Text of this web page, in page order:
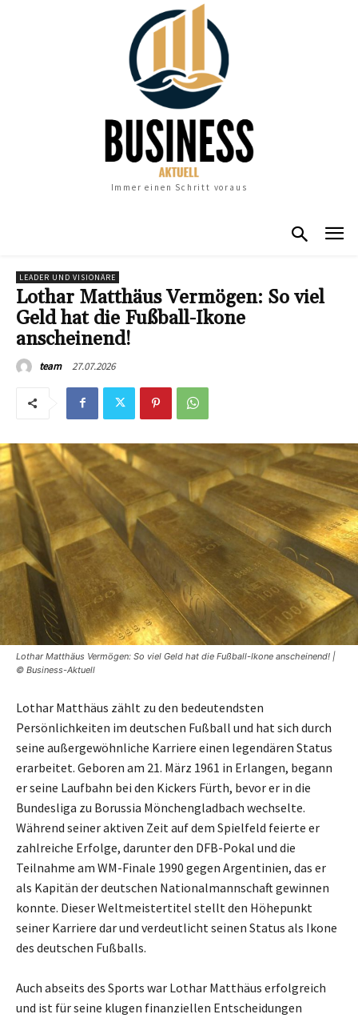
Immer einen Schritt voraus
LEADER UND VISIONÄRE
Lothar Matthäus Vermögen: So viel
Geld hat die Fußball-Ikone
anscheinend!
team 27.07.2026
Lothar Matthäus Vermögen: So viel Geld hat die Fußball-Ikone anscheinend! |
© Business-Aktuell
Lothar Matthäus zählt zu den bedeutendsten
Persönlichkeiten im deutschen Fußball und hat sich durch
seine außergewöhnliche Karriere einen legendären Status
erarbeitet. Geboren am 21. März 1961 in Erlangen, begann
er seine Laufbahn bei den Kickers Fürth, bevor er in die
Bundesliga zu Borussia Mönchengladbach wechselte.
Während seiner aktiven Zeit auf dem Spielfeld feierte er
zahlreiche Erfolge, darunter den DFB-Pokal und die
Teilnahme am WM-Finale 1990 gegen Argentinien, das er
als Kapitän der deutschen Nationalmannschaft gewinnen
konnte. Dieser Weltmeistertitel stellt den Höhepunkt
seiner Karriere dar und verdeutlicht seinen Status als Ikone
des deutschen Fußballs.
Auch abseits des Sports war Lothar Matthäus erfolgreich
und ist für seine klugen finanziellen Entscheidungen